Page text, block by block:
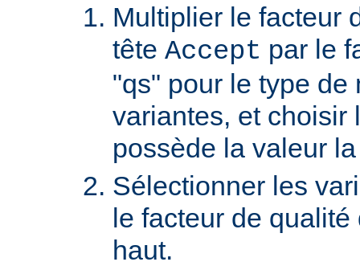
Multiplier le facteur
tête Accept par le
"qs" pour le type de
variantes, et choisir
possède la valeur
Sélectionner les
le facteur de
haut.